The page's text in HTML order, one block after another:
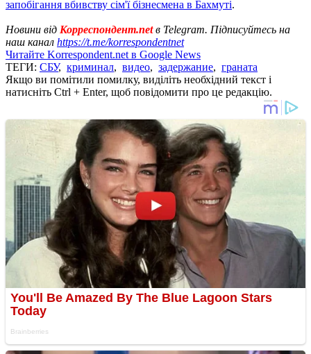
запобігання вбивству сім'ї бізнесмена в Бахмуті.
Новини від Корреспондент.netв Telegram. Підписуйтесь на
наш канал https://t.me/korrespondentnet
Читайте Korrespondent.net в Google News
ТЕГИ: СБУ, криминал, видео, задержание, граната
Якщо ви помітили помилку, виділіть необхідний текст і
натисніть Ctrl + Enter, щоб повідомити про це редакцію.